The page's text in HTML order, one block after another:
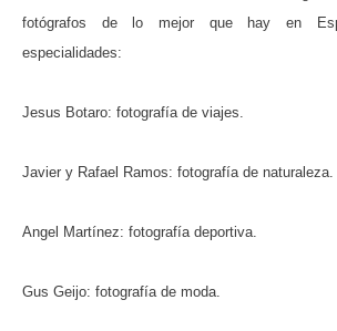
fotógrafos de lo mejor que hay en
especialidades:
Jesus Botaro: fotografía de viajes.
Javier y Rafael Ramos: fotografía de naturaleza.
Angel Martínez: fotografía deportiva.
Gus Geijo: fotografía de moda.